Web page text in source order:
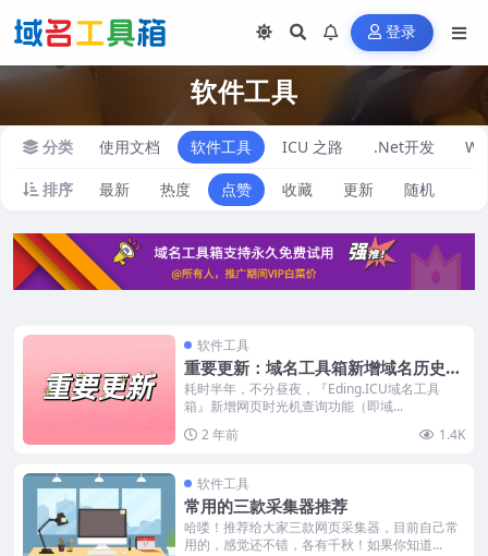
登录
软件工具
分类 使用文档 软件工具 ICU 之路 .Net开发
排序 最新 热度 点赞 收藏 更新 随机
软件工具
重要更新：域名工具箱新增域名历史查
询功能
耗时半年，不分昼夜，『Eding.ICU域名工具
箱』新增网页时光机查询功能（即域...
2 年前
1.4K
软件工具
常用的三款采集器推荐
哈喽！推荐给大家三款网页采集器，目前自己常
用的，感觉还不错，各有千秋！如果你知道...